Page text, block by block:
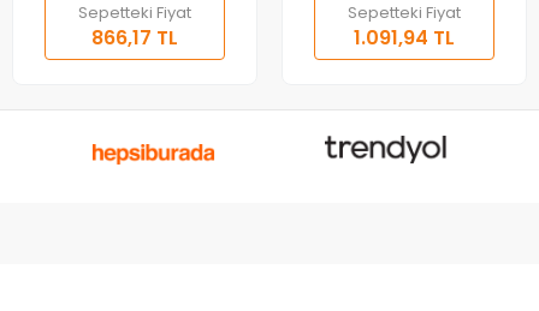
Sepetteki Fiyat
866,17 TL
Sepetteki Fiyat
1.091,94 TL